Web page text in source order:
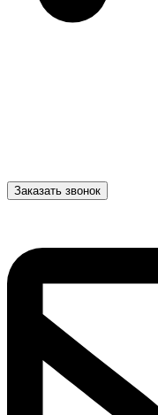
Заказать звонок